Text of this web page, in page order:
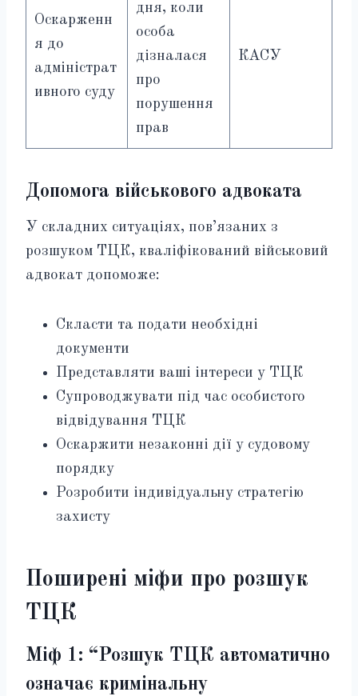
Оскарженн
я до
адміністрат
ивного суду
дня, коли
особа
дізналася
про
порушення
прав
КАСУ
Допомога військового адвоката
У складних ситуаціях, пов’язаних з
розшуком ТЦК, кваліфікований військовий
адвокат допоможе:
Скласти та подати необхідні
документи
Представляти ваші інтереси у ТЦК
Супроводжувати під час особистого
відвідування ТЦК
Оскаржити незаконні дії у судовому
порядку
Розробити індивідуальну стратегію
захисту
Поширені міфи про розшук
ТЦК
Міф 1: “Розшук ТЦК автоматично
означає кримінальну